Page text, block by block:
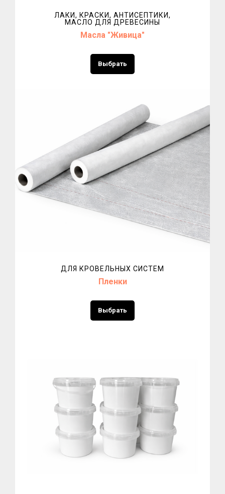
ЛАКИ, КРАСКИ, АНТИСЕПТИКИ,
МАСЛО ДЛЯ ДРЕВЕСИНЫ
Масла "Живица"
Выбрать
ДЛЯ КРОВЕЛЬНЫХ СИСТЕМ
Пленки
Выбрать